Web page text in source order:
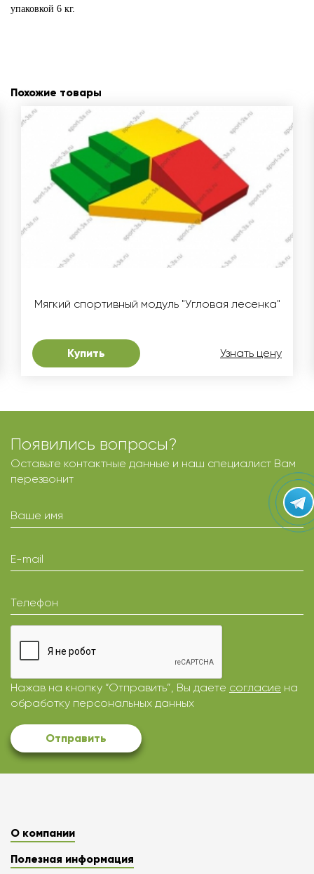
упаковкой 6 кг.
Похожие товары
Мягкий спортивный модуль "Угловая лесенка"
Купить Узнать цену
Появились вопросы?
Оставьте контактные данные и наш специалист Вам
перезвонит
Ваше имя
E-mail
Телефон
Нажав на кнопку “Отправить”, Вы даете согласие на
обработку персональных данных
Отправить
О компании
Полезная информация